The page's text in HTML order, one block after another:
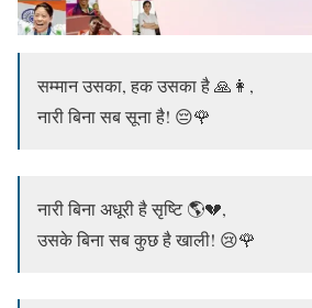
सम्मान उसका, हक उसका है 🙏👩,
नारी बिना सब सूना है! 😔🌹
नारी बिना अधूरी है सृष्टि 🌎💔,
उसके बिना सब कुछ है खाली! 😢🌹